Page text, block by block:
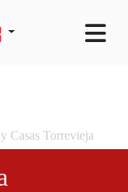
Casas Torrevieja